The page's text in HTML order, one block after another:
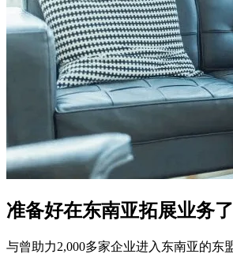
准备好在东南亚拓展业务
与曾助力2,000多家企业进入东南亚的东